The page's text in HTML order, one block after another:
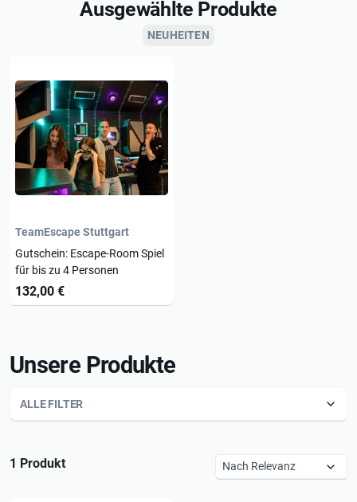
Ausgewählte Produkte
NEUHEITEN
TeamEscape Stuttgart
Gutschein: Escape-Room Spiel
für bis zu 4 Personen
132,00 €
Unsere Produkte
ALLE FILTER
1 Produkt